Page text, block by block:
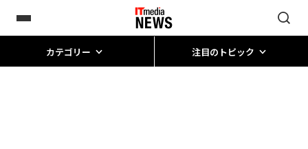
カテゴリー 注目のトピック